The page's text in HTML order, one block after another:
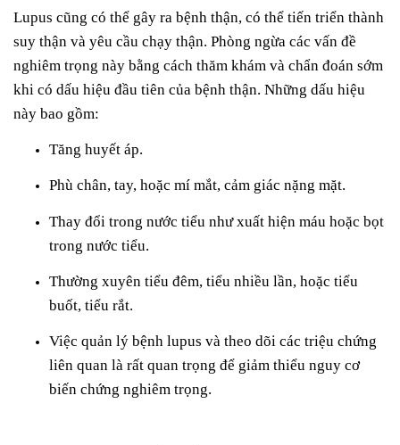
Lupus cũng có thể gây ra bệnh thận, có thể tiến triển thành
suy thận và yêu cầu chạy thận. Phòng ngừa các vấn đề
nghiêm trọng này bằng cách thăm khám và chẩn đoán sớm
khi có dấu hiệu đầu tiên của bệnh thận. Những dấu hiệu
này bao gồm:
Tăng huyết áp.
Phù chân, tay, hoặc mí mắt, cảm giác nặng mặt.
Thay đổi trong nước tiểu như xuất hiện máu hoặc bọt
trong nước tiểu.
Thường xuyên tiểu đêm, tiểu nhiều lần, hoặc tiểu
buốt, tiểu rắt.
Việc quản lý bệnh lupus và theo dõi các triệu chứng
liên quan là rất quan trọng để giảm thiểu nguy cơ
biến chứng nghiêm trọng.